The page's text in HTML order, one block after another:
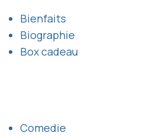
Bienfaits
Biographie
Box cadeau
Comedie